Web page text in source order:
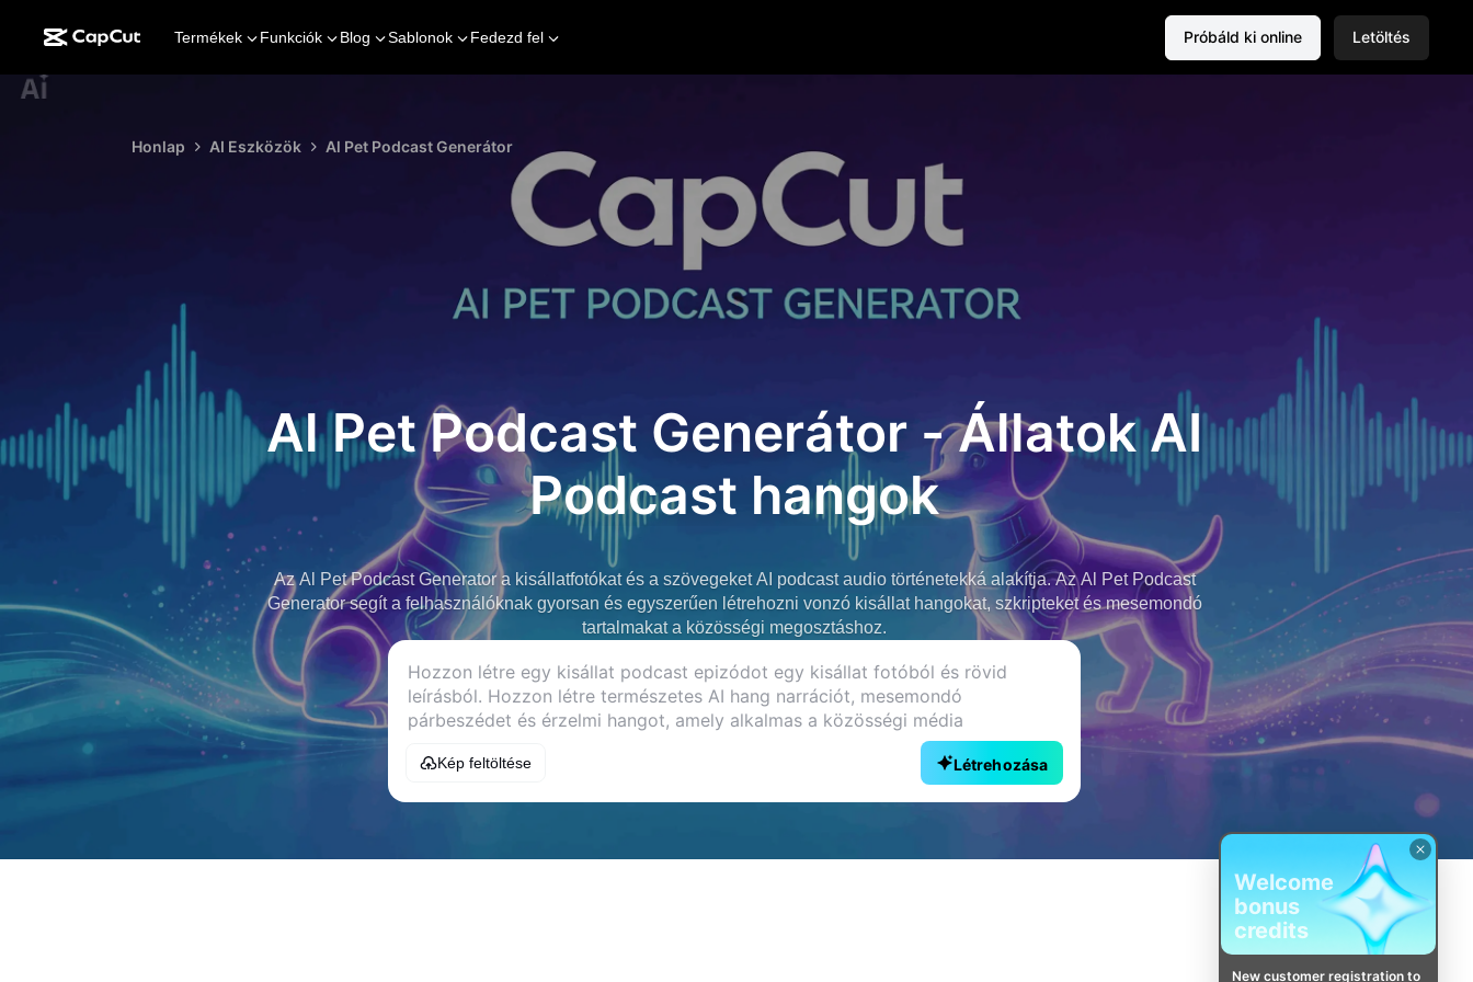
Termékek Funkciók Blog Sablonok Fedezd fel Próbáld ki online Letöltés
Honlap AI Eszközök Al Pet Podcast Generátor
Al Pet Podcast Generátor - Állatok AI
Podcast hangok
Az Al Pet Podcast Generator a kisállatfotókat és a szövegeket AI podcast audio történetekká alakítja. Az Al Pet Podcast
Generator segít a felhasználóknak gyorsan és egyszerűen létrehozni vonzó kisállat hangokat, szkripteket és mesemondó
tartalmakat a közösségi megosztáshoz.
Kép feltöltése Létrehozása
Welcome
bonus
credits
New customer registration to